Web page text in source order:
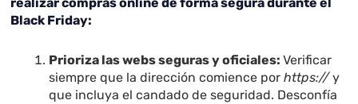
Black Friday:
Prioriza las webs seguras y oficiales:Verificar
siempre que la dirección comience porhttps://y
que incluya el candado de seguridad. Desconfía